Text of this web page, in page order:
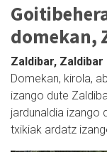
domekan,
Zaldibar, Zaldibar
Domekan, kirola,
izango dute
jardunaldia izango
txikiak ardatz